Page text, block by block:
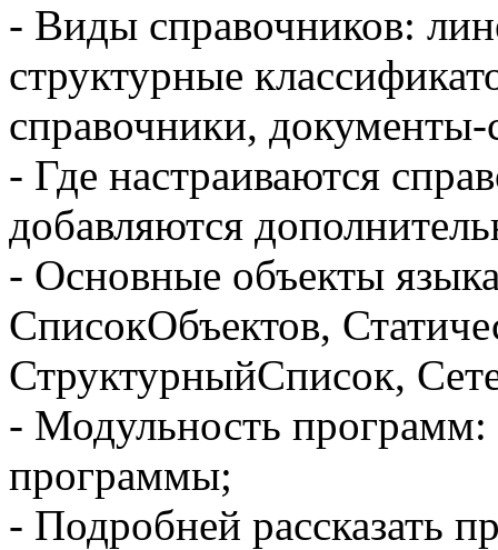
- Виды справочников:
структурные
справочники,
- Где настраиваются
добавляются
- Основные объекты
СписокОбъектов,
СтруктурныйСписок,
- Модульность
программы;
- Подробней рассказать